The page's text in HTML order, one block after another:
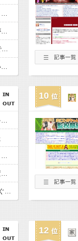
初めて親友Ａちゃんの家に遊びに行った時、割と大き目な飾り棚にみっちり人形が飾られてた。
ペットショップで働いてるけど、こないだスッポンが入荷した。
うちのお父さん医者だけど、SNSで見かけた「自分で施術した部分しか見てない医師」そっくり。
彼女が中古カードショップで男に話しかけられた。いきなり彼女の持ち歩いてたカードを品定めしだしたらしく…
別フロアのお局様から社員食堂は派遣が来る場所じゃない出ていけって怒鳴られた
今のママ本当若いよね。小学生ママで政治家系のショートの人全然いない
座高がすごく高いので、カフェとかで座って膝の位置より低い高さのテーブルが苦痛だ
入社3ヶ月の事務のパートさんが妊娠したからもうすぐ辞めるって。教えるのが大変むなしい
10
12